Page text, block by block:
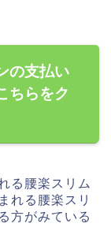
の支払い
ちらをク
る腰楽スリム
れる腰楽スリ
方がみている